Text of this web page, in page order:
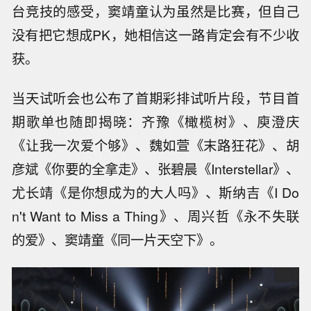
台竞技的感受，窦靖童认为虽然是比赛，但自己
没有把它想成PK，她相信这一路肯定会有不少收
获。
当天试听会也公布了首期彩排试听片段，节目首
期歌单也随即揭晓：齐豫《橄榄树》、庾澄庆
《让我一次爱个够》、魏如萱《末路狂花》、胡
彦斌《你要的全拿走》、张碧晨《Interstellar》、
尤长靖《是你想成为的大人吗》、斯纳吉《I Do
n't Want to Miss a Thing》、周兴哲《永不失联
的爱》、窦靖童《同一片天空下》。